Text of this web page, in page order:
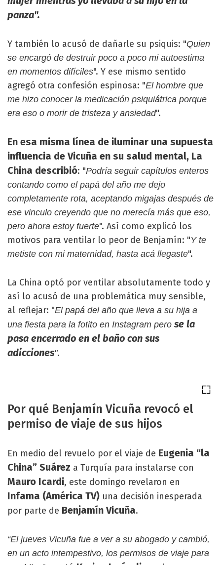
panza".
Y también lo acusó de dañarle su psiquis: "Quien
se encargó de destruir poco a poco mi autoestima
en momentos difíciles". Y ese mismo sentido
agregó otra confesión espinosa: "El hombre que
me hizo conocer la medicación psiquiátrica porque
era eso o morir de tristeza y ansiedad".
En esa misma línea de iluminar una supuesta
influencia de Vicuña en su salud mental, La
China describió: "Podría seguir capítulos enteros
contando como el papá del año me dejo
completamente rota, aceptando migajas después de
ese vinculo creyendo que no merecía más que eso,
pero ahora estoy fuerte". Así como explicó los
motivos para ventilar lo peor de Benjamín: "Y te
metiste con mi maternidad, hasta acá llegaste".
La China optó por ventilar absolutamente todo y
así lo acusó de una problemática muy sensible,
al reflejar: "El papá del año que lleva a su hija a
una fiesta para la fotito en Instagram pero se la
pasa encerrado en el baño con sus
adicciones".
Por qué Benjamín Vicuña revocó el
permiso de viaje de sus hijos
En medio del revuelo por el viaje de Eugenia “la
China” Suárez a Turquía para instalarse con
Mauro Icardi, este domingo revelaron en
Infama (América TV) una decisión inesperada
por parte de Benjamín Vicuña.
“El jueves Vicuña fue a ver a su abogado y cambió,
en un acto intempestivo, los permisos de viaje para